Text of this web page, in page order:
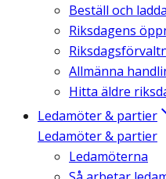
Beställ och
Riksdagens
Allmänna
Hitta äldre
Ledamöter & partier
Ledamöter & partier
Ledamöterna